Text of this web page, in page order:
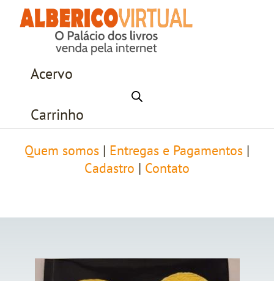
Acervo
Carrinho
Quem somos Entregas e Pagamentos
Cadastro
Contato